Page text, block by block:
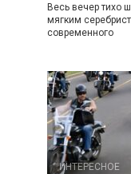
Весь вечер тихо
мягким
современного
ИНТЕРЕСНОЕ